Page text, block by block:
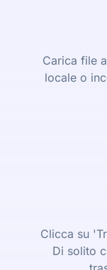
Carica file
locale o
Clicca su
Di solito